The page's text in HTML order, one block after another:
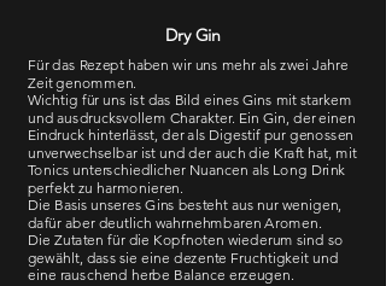
Dry Gin
Für das Rezept haben wir uns mehr als zwei Jahre
Zeit genommen.
Wichtig für uns ist das Bild eines Gins mit starkem
und ausdrucksvollem Charakter. Ein Gin, der einen
Eindruck hinterlässt, der als Digestif pur genossen
unverwechselbar ist und der auch die Kraft hat, mit
Tonics unterschiedlicher Nuancen als Long Drink
perfekt zu harmonieren.
Die Basis unseres Gins besteht aus nur wenigen,
dafür aber deutlich wahrnehmbaren Aromen.
Die Zutaten für die Kopfnoten wiederum sind so
gewählt, dass sie eine dezente Fruchtigkeit und
eine rauschend herbe Balance erzeugen.